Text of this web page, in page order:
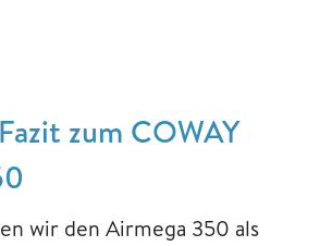
zum COWAY
wir den Airmega 350 als